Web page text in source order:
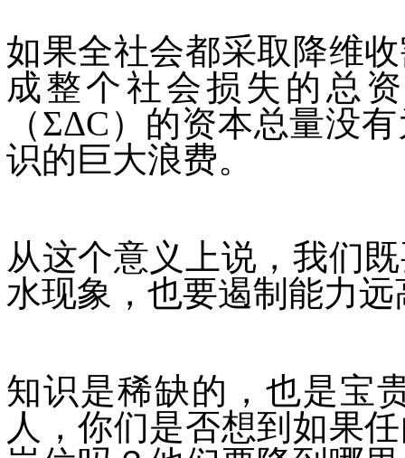
如果全社会都采取降维
成整个社会损失的总
（ΣΔC）的资本总量没
识的巨大浪费。
从这个意义上说，我们
水现象，也要遏制能力
知识是稀缺的，也是宝
人，你们是否想到如果